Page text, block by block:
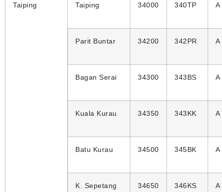
Taiping Taiping 34000 340TP A
Parit Buntar 34200 342PR A
Bagan Serai 34300 343BS A
Kuala Kurau 34350 343KK A
Batu Kurau 34500 345BK A
K. Sepetang 34650 346KS A